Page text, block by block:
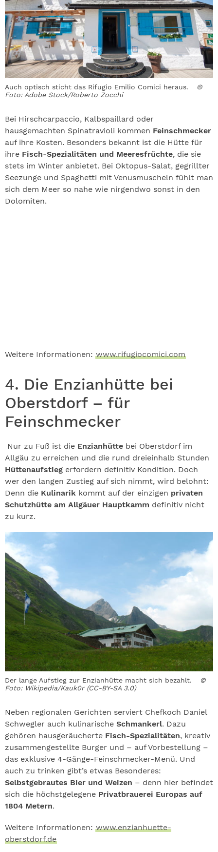
Auch optisch sticht das Rifugio Emilio Comici heraus.
©
Foto: Adobe Stock/Roberto Zocchi
Bei Hirschcarpaccio, Kalbspaillard oder
hausgemachten Spinatravioli kommen Feinschmecker
auf ihre Kosten. Besonders bekannt ist die Hütte für
ihre Fisch-Spezialitäten und Meeresfrüchte, die sie
stets im Winter anbietet. Bei Oktopus-Salat, gegrillter
Seezunge und Spaghetti mit Venusmuscheln fühlt man
sich dem Meer so nahe wie nirgendwo sonst in den
Dolomiten.
Weitere Informationen: www.rifugiocomici.com
4. Die Enzianhütte bei
Oberstdorf – für
Feinschmecker
Nur zu Fuß ist die Enzianhütte bei Oberstdorf im
Allgäu zu erreichen und die rund dreieinhalb Stunden
Hüttenaufstieg erfordern definitiv Kondition. Doch
wer den langen Zustieg auf sich nimmt, wird belohnt:
Denn die Kulinarik kommt auf der einzigen privaten
Schutzhütte am Allgäuer Hauptkamm definitiv nicht
zu kurz.
Der lange Aufstieg zur Enzianhütte macht sich bezahlt.
©
Foto: Wikipedia/Kauk0r (CC-BY-SA 3.0)
Neben regionalen Gerichten serviert Chefkoch Daniel
Schwegler auch kulinarische Schmankerl. Dazu
gehören hausgeräucherte Fisch-Spezialitäten, kreativ
zusammengestellte Burger und – auf Vorbestellung –
das exklusive 4-Gänge-Feinschmecker-Menü. Und
auch zu trinken gibt’s etwas Besonderes:
Selbstgebrautes Bier und Weizen – denn hier befindet
sich die höchstgelegene Privatbrauerei Europas auf
1804 Metern.
Weitere Informationen: www.enzianhuette-
oberstdorf.de